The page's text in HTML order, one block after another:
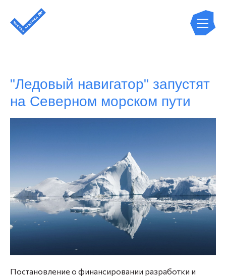
"Ледовый навигатор" запустят
на Северном морском пути
Постановление о финансировании разработки и